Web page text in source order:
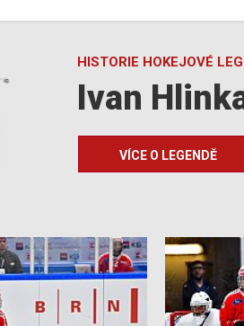
HISTORIE HOKEJOVÉ
Ivan
VÍCE O LEGENDĚ